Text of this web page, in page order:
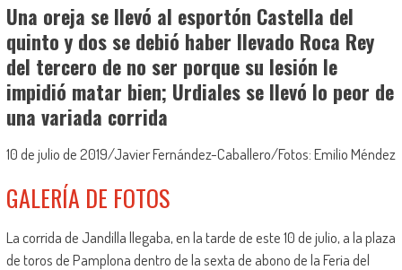
Una oreja se llevó al esportón Castella del
quinto y dos se debió haber llevado Roca Rey
del tercero de no ser porque su lesión le
impidió matar bien; Urdiales se llevó lo peor de
una variada corrida
10 de julio de 2019/Javier Fernández-Caballero/Fotos: Emilio Méndez
GALERÍA DE FOTOS
La corrida de Jandilla llegaba, en la tarde de este 10 de julio, a la plaza
de toros de Pamplona dentro de la sexta de abono de la Feria del